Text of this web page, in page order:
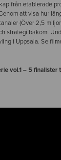
från etablerade
att visa hur
(Över 2,5
strategi bakom.
i Uppsala. Se
vol.1 – 5 finalister